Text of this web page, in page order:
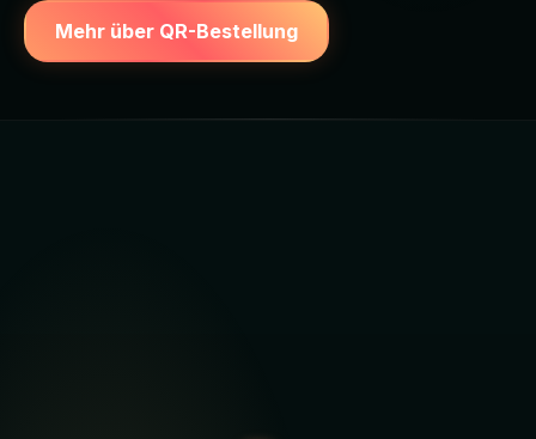
Mehr über QR-Bestellung